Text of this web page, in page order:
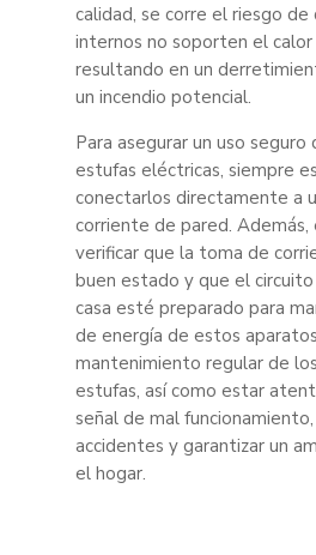
calidad, se corre el riesgo de
internos no soporten el calor
resultando en un
un incendio potencial.
Para asegurar un uso
estufas eléctricas, siempre
conectarlos directamente a
corriente de pared.
verificar que la toma de
buen estado y que el circuito
casa esté preparado para
de energía de estos
mantenimiento regular de
estufas, así como estar
señal de mal
accidentes y garantizar un
el hogar.